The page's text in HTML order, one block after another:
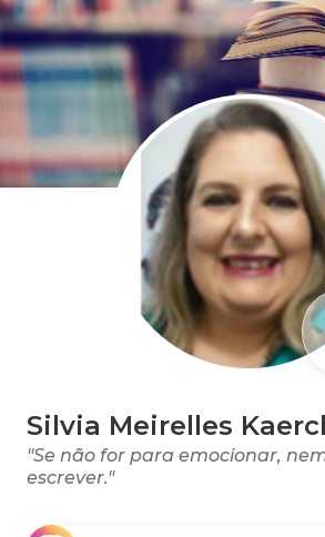
Silvia Meirelles
"Se não for para emocionar,
escrever."